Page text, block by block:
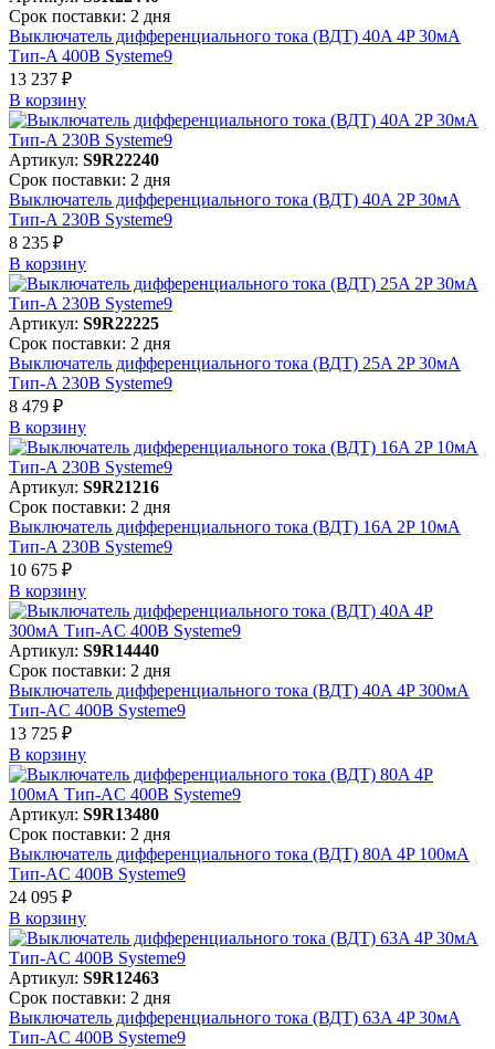
Срок поставки: 2 дня
Выключатель дифференциального тока (ВДТ) 40A 4P 30мА
Тип-A 400В Systeme9
13 237 ₽
В корзинy
Артикул: S9R22240
Срок поставки: 2 дня
Выключатель дифференциального тока (ВДТ) 40A 2P 30мА
Тип-A 230В Systeme9
8 235 ₽
В корзинy
Артикул: S9R22225
Срок поставки: 2 дня
Выключатель дифференциального тока (ВДТ) 25A 2P 30мА
Тип-A 230В Systeme9
8 479 ₽
В корзинy
Артикул: S9R21216
Срок поставки: 2 дня
Выключатель дифференциального тока (ВДТ) 16A 2P 10мА
Тип-A 230В Systeme9
10 675 ₽
В корзинy
Артикул: S9R14440
Срок поставки: 2 дня
Выключатель дифференциального тока (ВДТ) 40A 4P 300мА
Тип-AC 400В Systeme9
13 725 ₽
В корзинy
Артикул: S9R13480
Срок поставки: 2 дня
Выключатель дифференциального тока (ВДТ) 80A 4P 100мА
Тип-AC 400В Systeme9
24 095 ₽
В корзинy
Артикул: S9R12463
Срок поставки: 2 дня
Выключатель дифференциального тока (ВДТ) 63A 4P 30мА
Тип-AC 400В Systeme9